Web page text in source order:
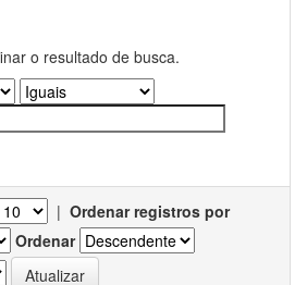
o resultado de busca.
| Ordenar registros por
Ordenar